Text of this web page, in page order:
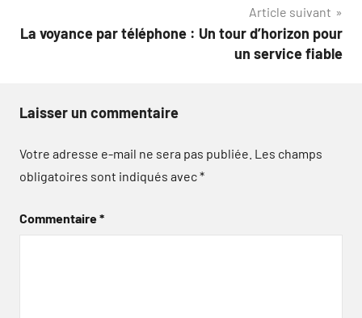
Article suivant
La voyance par téléphone : Un tour d’horizon pour
un service fiable
Laisser un commentaire
Votre adresse e-mail ne sera pas publiée. Les champs
obligatoires sont indiqués avec*
Commentaire*